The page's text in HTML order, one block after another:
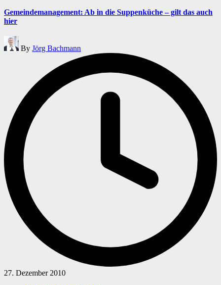
Gemeindemanagement: Ab in die Suppenküche – gilt das auch
hier
Posted
by
By Jörg Bachmann
27. Dezember 2010